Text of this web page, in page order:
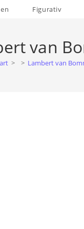
Figurativ
van
> > Lambert van